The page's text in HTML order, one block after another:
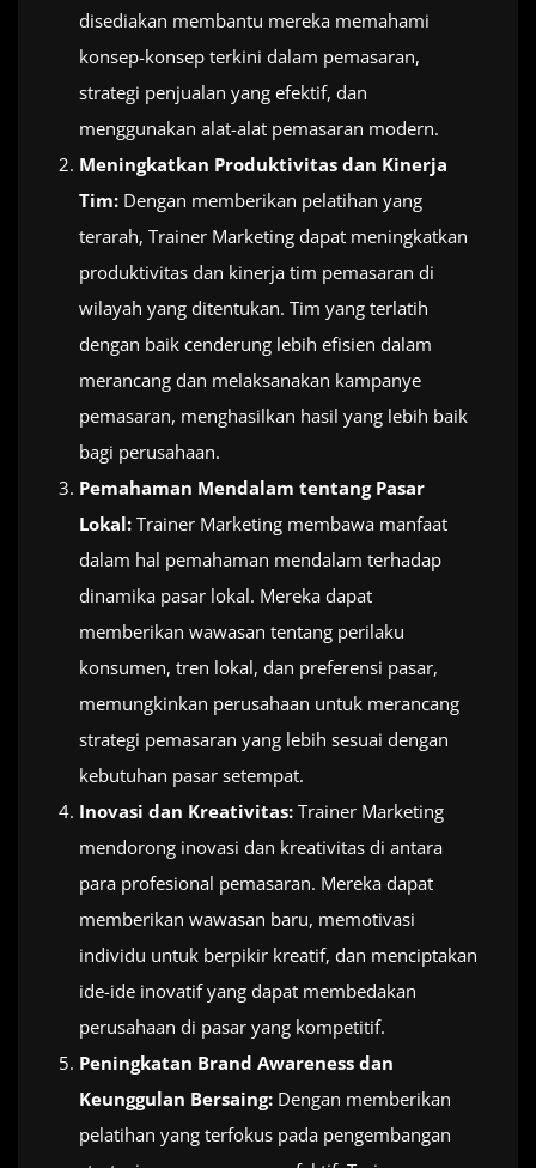
disediakan membantu mereka memahami
konsep-konsep terkini dalam pemasaran,
strategi penjualan yang efektif, dan
menggunakan alat-alat pemasaran modern.
Meningkatkan Produktivitas dan Kinerja
Tim: Dengan memberikan pelatihan yang
terarah, Trainer Marketing dapat meningkatkan
produktivitas dan kinerja tim pemasaran di
wilayah yang ditentukan. Tim yang terlatih
dengan baik cenderung lebih efisien dalam
merancang dan melaksanakan kampanye
pemasaran, menghasilkan hasil yang lebih baik
bagi perusahaan.
Pemahaman Mendalam tentang Pasar
Lokal: Trainer Marketing membawa manfaat
dalam hal pemahaman mendalam terhadap
dinamika pasar lokal. Mereka dapat
memberikan wawasan tentang perilaku
konsumen, tren lokal, dan preferensi pasar,
memungkinkan perusahaan untuk merancang
strategi pemasaran yang lebih sesuai dengan
kebutuhan pasar setempat.
Inovasi dan Kreativitas: Trainer Marketing
mendorong inovasi dan kreativitas di antara
para profesional pemasaran. Mereka dapat
memberikan wawasan baru, memotivasi
individu untuk berpikir kreatif, dan menciptakan
ide-ide inovatif yang dapat membedakan
perusahaan di pasar yang kompetitif.
Peningkatan Brand Awareness dan
Keunggulan Bersaing: Dengan memberikan
pelatihan yang terfokus pada pengembangan